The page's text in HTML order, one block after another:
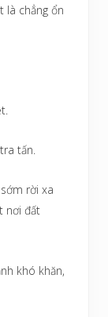
là chẳng ổn
tấn.
rời xa
nơi đất
khó khăn,